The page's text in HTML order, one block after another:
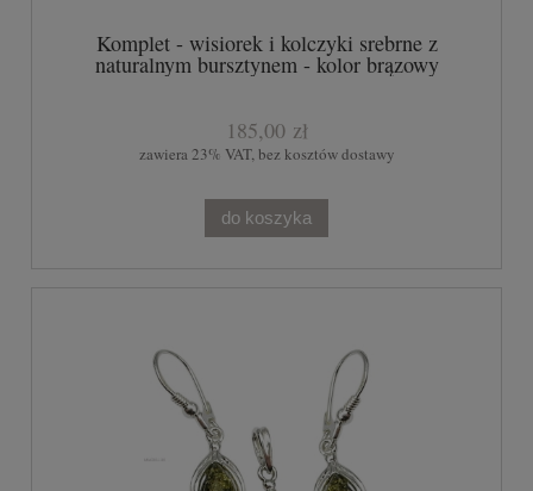
Komplet - wisiorek i kolczyki srebrne z
naturalnym bursztynem - kolor brązowy
185,00 zł
zawiera 23% VAT, bez kosztów dostawy
do koszyka